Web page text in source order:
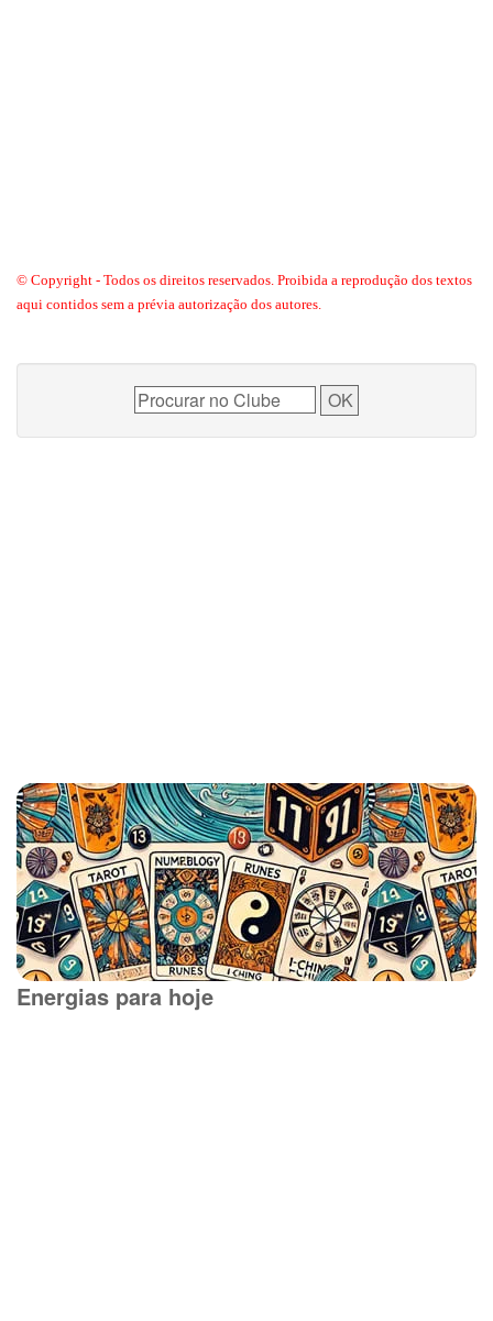
© Copyright - Todos os direitos reservados. Proibida a reprodução dos textos
aqui contidos sem a prévia autorização dos autores.
Energias para hoje